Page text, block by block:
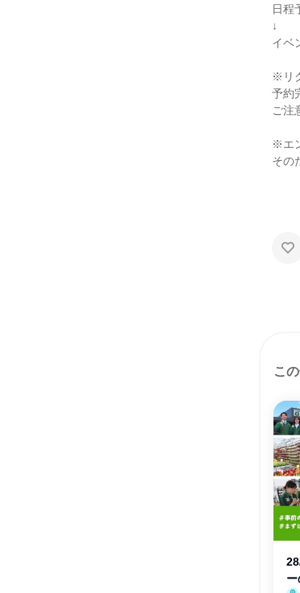
日程
↓
イベ
※リ
予約
ご注
※エ
その
こ